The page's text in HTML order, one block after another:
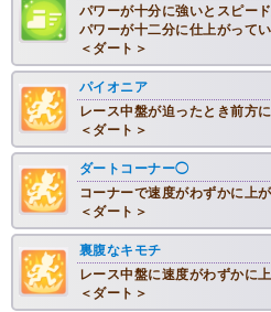
パワーが十分に強いとスピー
パワーが十二分に仕上がって
＜ダート＞
パイオニア
レース中盤が迫ったとき前方
＜ダート＞
ダートコーナー◯
コーナーで速度がわずかに上
＜ダート＞
裏腹なキモチ
レース中盤に速度がわずかに
＜ダート＞